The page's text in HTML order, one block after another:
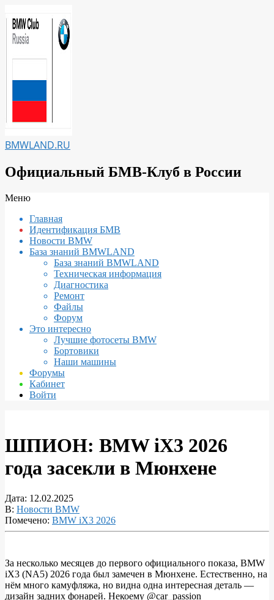
к
содержимому
BMWLAND.RU
Официальный БМВ-Клуб в России
Вторичное
навигации
Меню
Главная
Идентификация БМВ
Новости BMW
База знаний BMWLAND
База знаний BMWLAND
Техническая информация
Диагностика
Ремонт
Файлы
Форум
Это интересно
Лучшие фотосеты BMW
Бортовики
Наши машины
Форумы
Кабинет
Войти
ШПИОН: BMW iX3 2026
года засекли в Мюнхене
Дата: 12.02.2025
В: Новости BMW
Помечено: BMW iX3 2026
ШПИОН:
BMW
За несколько месяцев до первого официального показа, BMW
iX3 (NA5) 2026 года был замечен в Мюнхене. Естественно, на
нём много камуфляжа, но видна одна интересная деталь —
дизайн задних фонарей. Некоему @car_passion